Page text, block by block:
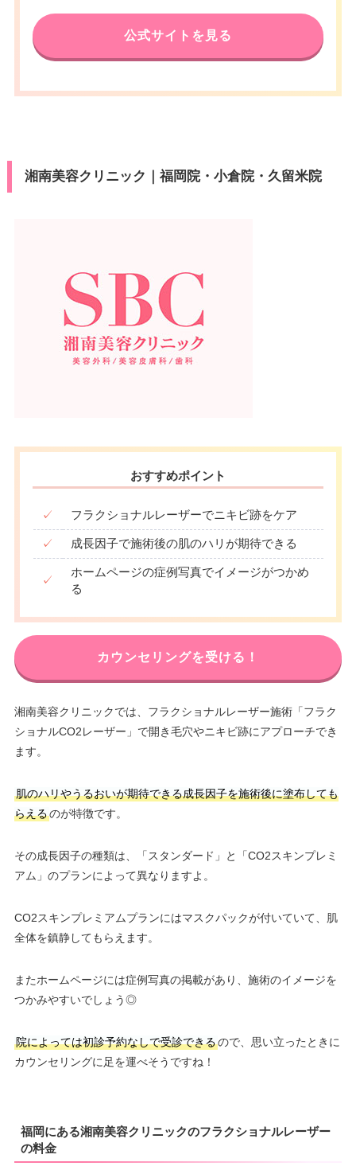
公式サイトを見る
湘南美容クリニック｜福岡院・小倉院・久留米院
おすすめポイント
✓ フラクショナルレーザーでニキビ跡をケア
✓ 成長因子で施術後の肌のハリが期待できる
✓
ホームページの症例写真でイメージがつかめ
る
カウンセリングを受ける！
湘南美容クリニックでは、フラクショナルレーザー施術「フラク
ショナルCO2レーザー」で開き毛穴やニキビ跡にアプローチでき
ます。
肌のハリやうるおいが期待できる成長因子を施術後に塗布しても
らえるのが特徴です。
その成長因子の種類は、「スタンダード」と「CO2スキンプレミ
アム」のプランによって異なりますよ。
CO2スキンプレミアムプランにはマスクパックが付いていて、肌
全体を鎮静してもらえます。
またホームページには症例写真の掲載があり、施術のイメージを
つかみやすいでしょう◎
院によっては初診予約なしで受診できるので、思い立ったときに
カウンセリングに足を運べそうですね！
福岡にある湘南美容クリニックのフラクショナルレーザー
の料金